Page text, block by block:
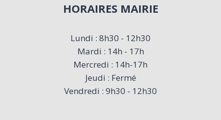
HORAIRES MAIRIE
Lundi : 8h30 - 12h30
Mardi : 14h - 17h
Mercredi : 14h-17h
Jeudi : Fermé
Vendredi : 9h30 - 12h30